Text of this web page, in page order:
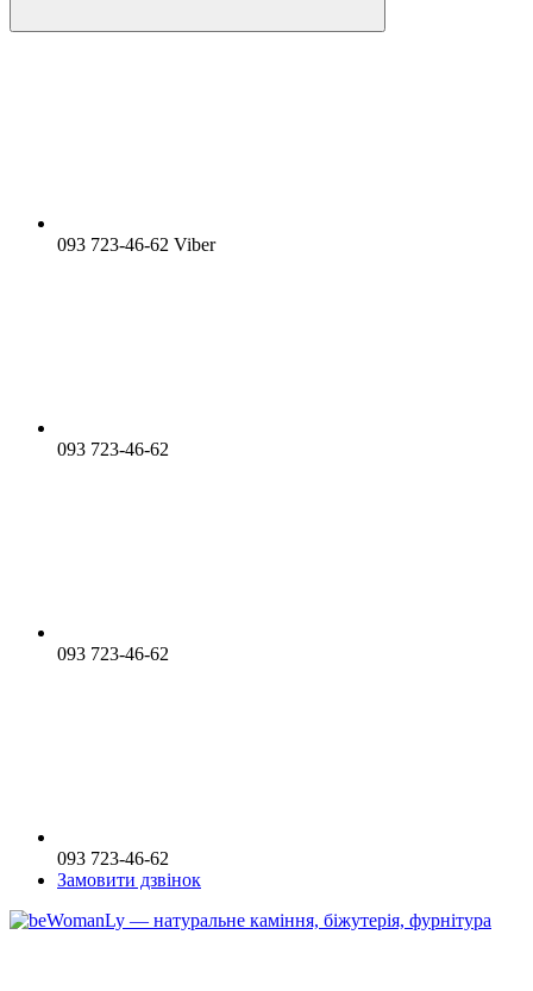
093 723-46-62 Viber
093 723-46-62
093 723-46-62
093 723-46-62
Замовити дзвінок